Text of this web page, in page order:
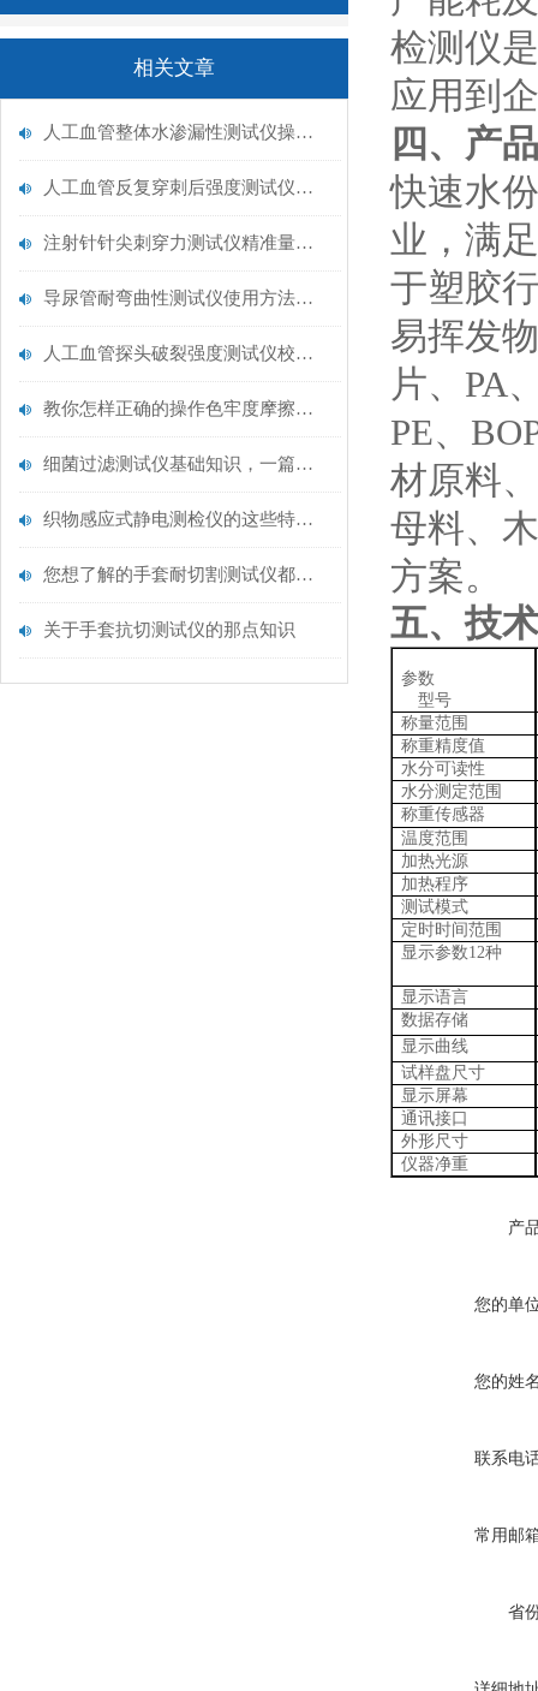
相关文章
人工血管整体水渗漏性测试仪操作中最容易出错的步骤
人工血管反复穿刺后强度测试仪是什么？透析患者的“生命管“质量靠它把关！
注射针针尖刺穿力测试仪精准量化针尖锋利度，构筑临床安全防线
导尿管耐弯曲性测试仪使用方法与操作规范
人工血管探头破裂强度测试仪校准规范：精准赋能医疗安全的技术基准
教你怎样正确的操作色牢度摩擦测试机
细菌过滤测试仪基础知识，一篇搞定
织物感应式静电测检仪的这些特点很少有人都知道
您想了解的手套耐切割测试仪都在这里了
关于手套抗切测试仪的那点知识
检测仪
应用到
四、产
快速水
业，满足
于塑胶
易挥发
片、 PA
PE、
材原料
母料、
方案。
五、技
参数
型号
称量范围
称重精度值
水分可读性
水分测定范围
称重传感器
温度范围
加热光源
加热程序
测试模式
定时时间范围
显示参数12种
显示语言
数据存储
显示曲线
试样盘尺寸
显示屏幕
通讯接口
外形尺寸
仪器净重
产
您的单
您的姓
联系电
常用邮
省